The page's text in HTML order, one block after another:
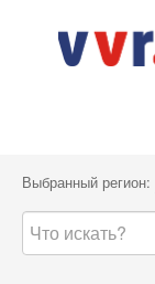
Выбранный регион: